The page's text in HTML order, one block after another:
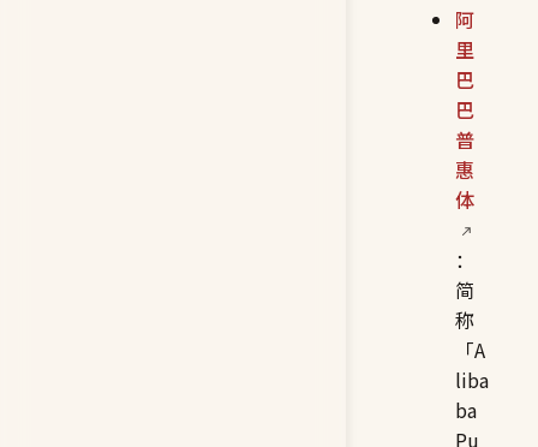
阿
里
巴
巴
普
惠
体
：
简
称
「A
liba
ba
Pu